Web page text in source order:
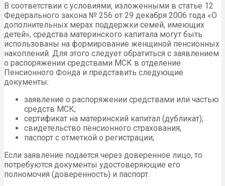
В соответствии с условиями, изложенными в статье 12
Федерального закона № 256 от 29 декабря 2006 года «О
дополнительных мерах поддержки семей, имеющих
детей», средства материнского капитала могут быть
использованы на формирование женщиной пенсионных
накоплений. Для этого следует обратиться с заявлением
о распоряжении средствами МСК в отделение
Пенсионного Фонда и представить следующие
документы:
заявление о распоряжении средствами или частью
средств МСК;
сертификат на материнский капитал (дубликат);
свидетельство пенсионного страхования;
паспорт с отметкой о регистрации;
Если заявление подается через доверенное лицо, то
потребуются документы удостоверяющие его
полномочия (доверенность) и паспорт.